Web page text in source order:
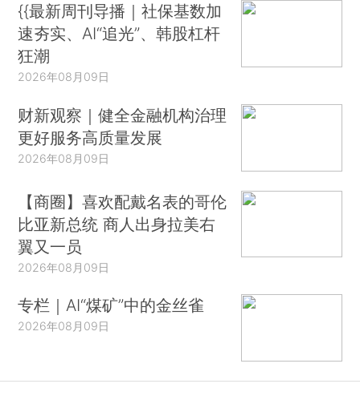
{{最新周刊导播｜社保基数加
速夯实、AI“追光”、韩股杠杆
狂潮
2026年08月09日
财新观察｜健全金融机构治理
更好服务高质量发展
2026年08月09日
【商圈】喜欢配戴名表的哥伦
比亚新总统 商人出身拉美右
翼又一员
2026年08月09日
专栏｜AI“煤矿”中的金丝雀
2026年08月09日